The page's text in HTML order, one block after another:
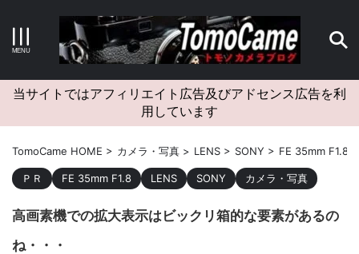
キーワードで検索する
カテゴリー
アーカイブ
当サイトではアフィリエイト広告及びアドセンス広告を利
用しています
TomoCame HOME > カメラ・写真 > LENS > SONY > FE 35mm F1.8
ＰＲ FE 35mm F1.8 LENS SONY カメラ・写真
高画素機での拡大表示はビックリ箱的な要素があるの
ね・・・